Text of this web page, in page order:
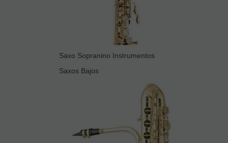
Saxo Sopranino Instrumentos
Saxos Bajos